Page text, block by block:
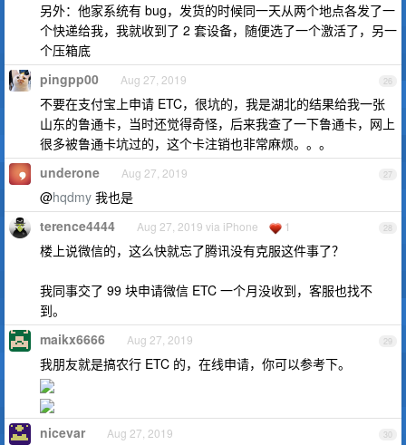
另外：他家系统有 bug，发货的时候同一天从两个地点各发了一
个快递给我，我就收到了 2 套设备，随便选了一个激活了，另一
个压箱底
26
pingpp00 Aug 27, 2019
不要在支付宝上申请 ETC，很坑的，我是湖北的结果给我一张
山东的鲁通卡，当时还觉得奇怪，后来我查了一下鲁通卡，网上
很多被鲁通卡坑过的，这个卡注销也非常麻烦。。。
27
underone Aug 27, 2019
@hqdmy 我也是
28
terence4444 Aug 27, 2019 via iPhone 1
楼上说微信的，这么快就忘了腾讯没有克服这件事了？
我同事交了 99 块申请微信 ETC 一个月没收到，客服也找不
到。
29
maikx6666 Aug 27, 2019
我朋友就是搞农行 ETC 的，在线申请，你可以参考下。
30
nicevar Aug 27, 2019